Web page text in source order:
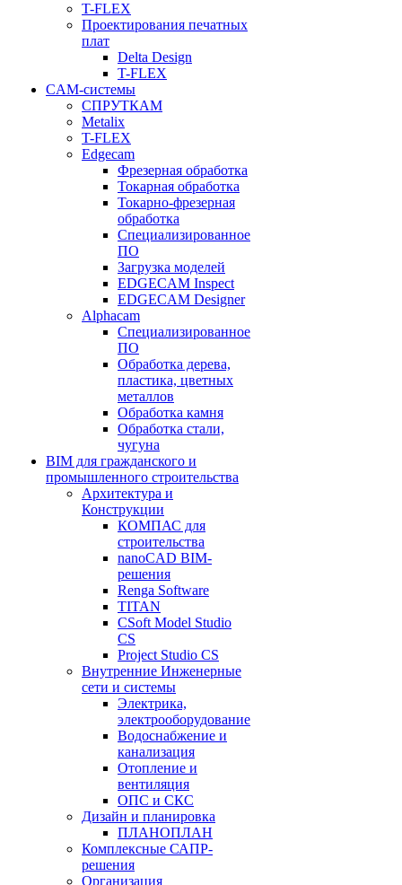
T-FLEX
Проектирования печатных
плат
Delta Design
T-FLEX
CAM-системы
СПРУТКAM
Metalix
T-FLEX
Edgecam
Фрезерная обработка
Токарная обработка
Токарно-фрезерная
обработка
Специализированное
ПО
Загрузка моделей
EDGECAM Inspect
EDGECAM Designer
Alphacam
Специализированное
ПО
Обработка дерева,
пластика, цветных
металлов
Обработка камня
Обработка стали,
чугуна
BIM для гражданского и
промышленного строительства
Архитектура и
Конструкции
КОМПАС для
строительства
nanoCAD BIM-
решения
Renga Software
TITAN
CSoft Model Studio
CS
Project Studio CS
Внутренние Инженерные
сети и системы
Электрика,
электрооборудование
Водоснабжение и
канализация
Отопление и
вентиляция
ОПС и СКС
Дизайн и планировка
ПЛАНОПЛАН
Комплексные САПР-
решения
Организация